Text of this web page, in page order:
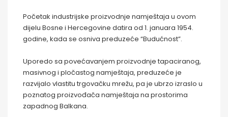
Početak industrijske proizvodnje namještaja u ovom
dijelu Bosne i Hercegovine datira od 1. januara 1954.
godine, kada se osniva preduzeće “Budućnost”.
Uporedo sa povećavanjem proizvodnje tapaciranog,
masivnog i pločastog namještaja, preduzeće je
razvijalo vlastitu trgovačku mrežu, pa je ubrzo izraslo u
poznatog proizvođača namještaja na prostorima
zapadnog Balkana.